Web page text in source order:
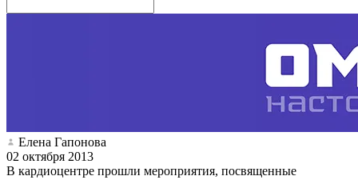
Елена Гапонова
02 октября 2013
В кардиоцентре прошли мероприятия, посвященные